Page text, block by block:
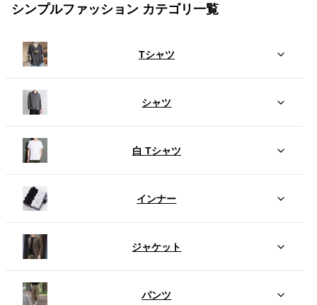
シンプルファッション カテゴリ一覧
Tシャツ
シャツ
白 Tシャツ
インナー
ジャケット
パンツ